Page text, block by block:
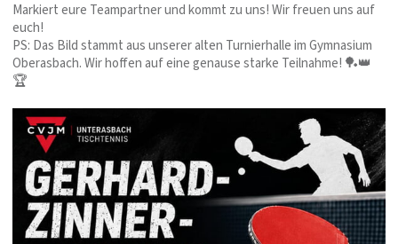
Markiert eure Teampartner und kommt zu uns! Wir freuen uns auf
euch!
PS: Das Bild stammt aus unserer alten Turnierhalle im Gymnasium
Oberasbach. Wir hoffen auf eine genause starke Teilnahme! 🏓👑
🏆